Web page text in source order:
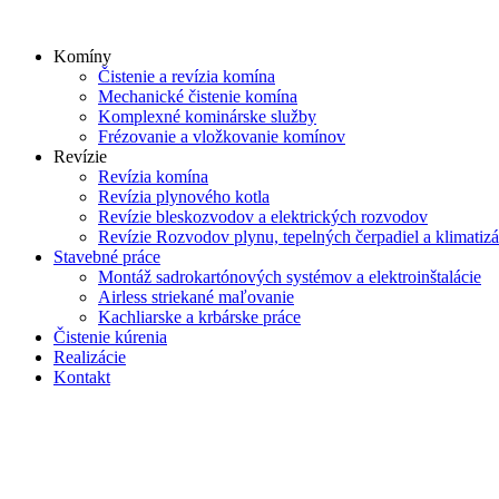
contentKomíny
Čistenie a revízia komína
Mechanické čistenie komína
Komplexné kominárske služby
Frézovanie a vložkovanie komínov
Revízie
Revízia komína
Revízia plynového kotla
Revízie bleskozvodov a elektrických rozvodov
Revízie Rozvodov plynu, tepelných čerpadiel a
Stavebné práce
Montáž sadrokartónových systémov a elektroinštalácie
Airless striekané maľovanie
Kachliarske a krbárske práce
Čistenie kúrenia
Realizácie
Kontakt